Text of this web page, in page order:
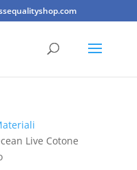
Live Cotone